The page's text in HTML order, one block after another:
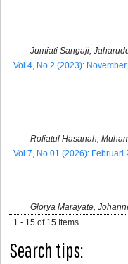
Jumiati Sangaji,
Vol 4, No 2 (2023):
Rofiatul Hasanah,
Vol 7, No 01 (2026): Februari
Glorya Marayate,
1 - 15 of 15 Items
Search tips: